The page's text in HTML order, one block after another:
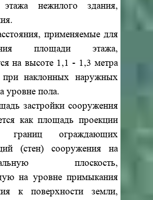
нежилого здания,
применяемые для
площади этажа,
на высоте 1,1 - 1,3 метра
наклонных наружных
уровне пола.
застройки сооружения
как площадь проекции
границ ограждающих
(стен) сооружения на
плоскость,
на уровне примыкания
к поверхности земли,